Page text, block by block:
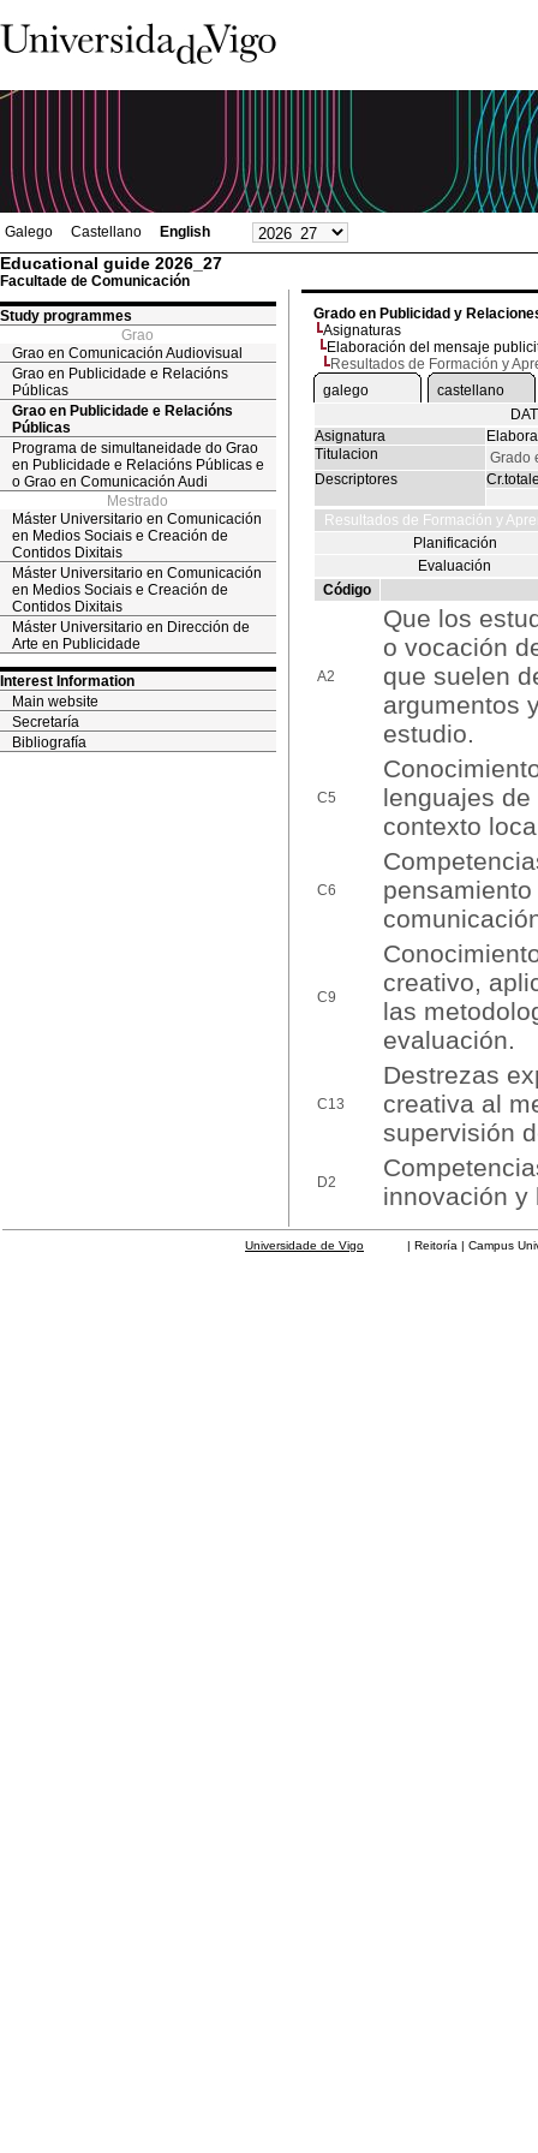
Galego Castellano English
Educational guide 2026_27
Facultade de Comunicación
Study programmes
Grao
Grao en Comunicación Audiovisual
Grao en Publicidade e Relacións
Públicas
Grao en Publicidade e Relacións
Públicas
Programa de simultaneidade do Grao
en Publicidade e Relacións Públicas e
o Grao en Comunicación Audi
Mestrado
Máster Universitario en Comunicación
en Medios Sociais e Creación de
Contidos Dixitais
Máster Universitario en Comunicación
en Medios Sociais e Creación de
Contidos Dixitais
Máster Universitario en Dirección de
Arte en Publicidade
Interest Information
Main website
Secretaría
Bibliografía
Grado en Publicidad y
Asignaturas
Elaboración del mensaje
Resultados de Formación y
galego
castellano
Asignatura
Titulacion
Grado
Descriptores
Resultados de Formación y
Planificación
Evaluación
Código
A2
Que los
o vocación
que suelen
argumentos
estudio.
C5
lenguajes
contexto
C6
C9
creativo,
las
evaluación.
C13
Destrezas
creativa al
supervisión
D2
innovación y
Universidade de Vigo | Reitoría | Campus